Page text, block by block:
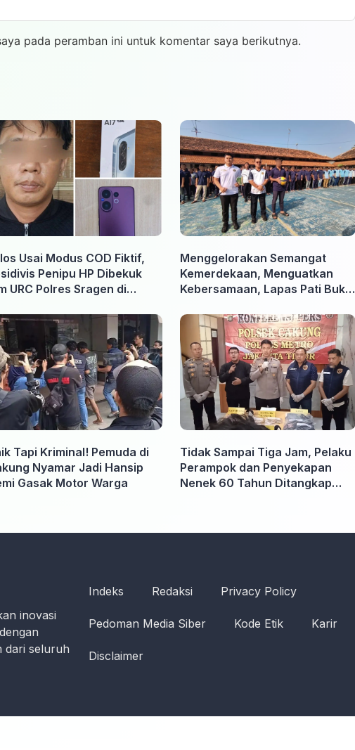
pada peramban ini untuk komentar saya berikutnya.
Usai Modus COD Fiktif,
Penipu HP Dibekuk
URC Polres Sragen di
Menggelorakan Semangat
Kemerdekaan, Menguatkan
Kebersamaan, Lapas Pati Buka
Warga Binaan Antusias Ikuti
Berbagai Perlombaan
Tapi Kriminal! Pemuda di
Nyamar Jadi Hansip
Gasak Motor Warga
Tidak Sampai Tiga Jam, Pelaku
Perampok dan Penyekapan
Nenek 60 Tahun Ditangkap
inovasi
dari seluruh
Indeks Redaksi Privacy Policy
Pedoman Media Siber Kode Etik Karir
Disclaimer